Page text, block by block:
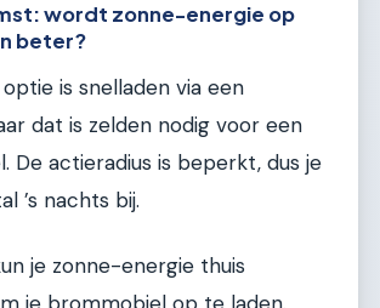
wordt zonne-energie op
beter?
is snelladen via een
dat is zelden nodig voor een
De actieradius is beperkt, dus je
’s nachts bij.
je zonne-energie thuis